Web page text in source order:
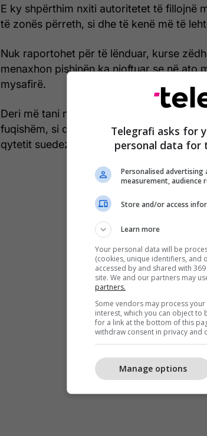
E ky shpërthim nxiti autoritetet të fillojnë
të zonës përreth, si dhe të kenë më të
Nuk raportohet për të lënduar, kurse
menaxhon pishinën ka njoftuar se në ato
mysafirë.
Deri më tani nuk dihen shkaqet që çuan
fuqishëm, si dhe zjarri i madh që
qytetit suedez. /Telegrafi/
Telegrafi asks for
personal data for
Personalised
measurement, audience
Store and/or access
Learn more
Your personal data will be
(cookies, unique identifiers, and
accessed by and shared with
site. We and our partners may
partners.
Some vendors may process
interest, which you can object
for a link at the bottom of this
withdraw consent in privacy and
Manage options